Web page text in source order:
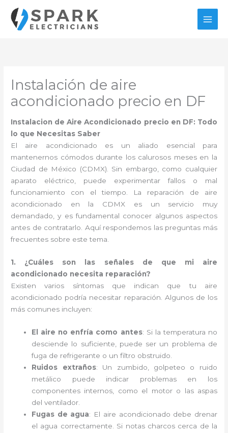
contenido
Instalación de aire
acondicionado precio en DF
Instalacion de Aire Acondicionado precio en DF: Todo
lo que Necesitas Saber
El aire acondicionado es un aliado esencial para
mantenernos cómodos durante los calurosos meses en la
Ciudad de México (CDMX). Sin embargo, como cualquier
aparato eléctrico, puede experimentar fallos o mal
funcionamiento con el tiempo. La reparación de aire
acondicionado en la CDMX es un servicio muy
demandado, y es fundamental conocer algunos aspectos
antes de contratarlo. Aquí respondemos las preguntas más
frecuentes sobre este tema.
1. ¿Cuáles son las señales de que mi aire
acondicionado necesita reparación?
Existen varios síntomas que indican que tu aire
acondicionado podría necesitar reparación. Algunos de los
más comunes incluyen:
El aire no enfría como antes: Si la temperatura no
desciende lo suficiente, puede ser un problema de
fuga de refrigerante o un filtro obstruido.
Ruidos extraños: Un zumbido, golpeteo o ruido
metálico puede indicar problemas en los
componentes internos, como el motor o las aspas
del ventilador.
Fugas de agua: El aire acondicionado debe drenar
el agua correctamente. Si notas charcos cerca de la